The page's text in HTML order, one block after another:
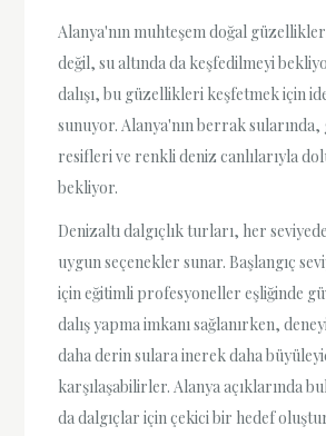
Alanya'nın muhteşem doğal
değil, su altında da keşfedilmeyi
dalışı, bu güzellikleri keşfetmek için
sunuyor. Alanya'nın berrak sularında,
resifleri ve renkli deniz canlılarıyla
bekliyor.
Denizaltı dalgıçlık turları, her
uygun seçenekler sunar. Başlangıç
için eğitimli profesyoneller eşliğinde
dalış yapma imkanı sağlanırken,
daha derin sulara inerek daha
karşılaşabilirler. Alanya açıklarında
da dalgıçlar için çekici bir hedef